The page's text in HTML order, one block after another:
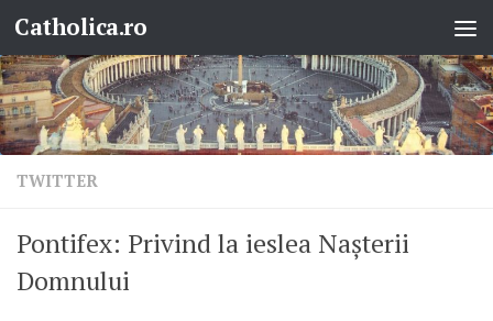
Skip to content
Catholica.ro
TWITTER
Pontifex: Privind la ieslea Nașterii
Domnului